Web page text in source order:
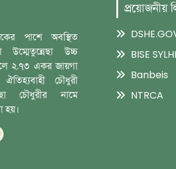
পাশে অবস্থিত
উম্মেতুন্নেছা উচ্চ
২.৭৩ একর জায়গা
চৌধুরী
চৌধুরীর নামে
হয়।
প্রয়োজনীয়
BISE
Banbeis
NTRCA